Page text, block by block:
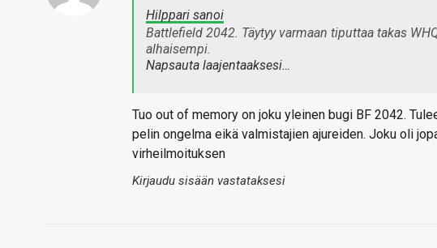
Hilppari sanoi
Battlefield 2042. Täytyy varmaan tiputtaa takas
alhaisempi.
Napsauta laajentaaksesi…
Tuo out of memory on joku yleinen bugi BF 2042.
pelin ongelma eikä valmistajien ajureiden. Joku oli
virheilmoituksen
Kirjaudu sisään vastataksesi